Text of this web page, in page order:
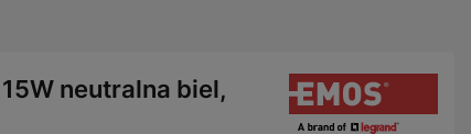
neutralna biel,